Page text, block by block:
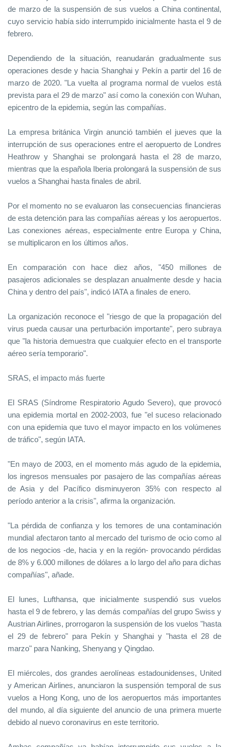
de marzo de la suspensión de sus vuelos a China continental,
cuyo servicio había sido interrumpido inicialmente hasta el 9 de
febrero.
Dependiendo de la situación, reanudarán gradualmente sus
operaciones desde y hacia Shanghai y Pekín a partir del 16 de
marzo de 2020. "La vuelta al programa normal de vuelos está
prevista para el 29 de marzo" así como la conexión con Wuhan,
epicentro de la epidemia, según las compañías.
La empresa británica Virgin anunció también el jueves que la
interrupción de sus operaciones entre el aeropuerto de Londres
Heathrow y Shanghai se prolongará hasta el 28 de marzo,
mientras que la española Iberia prolongará la suspensión de sus
vuelos a Shanghai hasta finales de abril.
Por el momento no se evaluaron las consecuencias financieras
de esta detención para las compañías aéreas y los aeropuertos.
Las conexiones aéreas, especialmente entre Europa y China,
se multiplicaron en los últimos años.
En comparación con hace diez años, "450 millones de
pasajeros adicionales se desplazan anualmente desde y hacia
China y dentro del país", indicó IATA a finales de enero.
La organización reconoce el "riesgo de que la propagación del
virus pueda causar una perturbación importante", pero subraya
que "la historia demuestra que cualquier efecto en el transporte
aéreo sería temporario".
SRAS, el impacto más fuerte
El SRAS (Síndrome Respiratorio Agudo Severo), que provocó
una epidemia mortal en 2002-2003, fue "el suceso relacionado
con una epidemia que tuvo el mayor impacto en los volúmenes
de tráfico", según IATA.
"En mayo de 2003, en el momento más agudo de la epidemia,
los ingresos mensuales por pasajero de las compañías aéreas
de Asia y del Pacífico disminuyeron 35% con respecto al
período anterior a la crisis", afirma la organización.
"La pérdida de confianza y los temores de una contaminación
mundial afectaron tanto al mercado del turismo de ocio como al
de los negocios -de, hacia y en la región- provocando pérdidas
de 8% y 6.000 millones de dólares a lo largo del año para dichas
compañías", añade.
El lunes, Lufthansa, que inicialmente suspendió sus vuelos
hasta el 9 de febrero, y las demás compañías del grupo Swiss y
Austrian Airlines, prorrogaron la suspensión de los vuelos "hasta
el 29 de febrero" para Pekín y Shanghai y "hasta el 28 de
marzo" para Nanking, Shenyang y Qingdao.
El miércoles, dos grandes aerolíneas estadounidenses, United
y American Airlines, anunciaron la suspensión temporal de sus
vuelos a Hong Kong, uno de los aeropuertos más importantes
del mundo, al día siguiente del anuncio de una primera muerte
debido al nuevo coronavirus en este territorio.